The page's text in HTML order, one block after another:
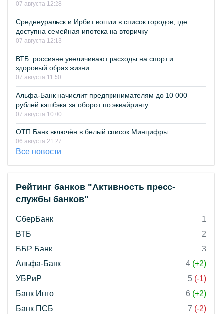
07 августа 12:28
Среднеуральск и Ирбит вошли в список городов, где
доступна семейная ипотека на вторичку
07 августа 12:13
ВТБ: россияне увеличивают расходы на спорт и
здоровый образ жизни
07 августа 11:50
Альфа-Банк начислит предпринимателям до 10 000
рублей кэшбэка за оборот по эквайрингу
07 августа 10:00
ОТП Банк включён в белый список Минцифры
06 августа 21:27
Все новости
Рейтинг банков "Активность пресс-
службы банков"
СберБанк
1
ВТБ
2
ББР Банк
3
Альфа-Банк
4 (+2)
УБРиР
5 (-1)
Банк Инго
6 (+2)
Банк ПСБ
7 (-2)